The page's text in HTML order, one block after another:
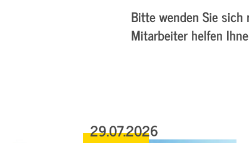
Bitte wenden Sie
Mitarbeiter helfen
29.07.2026